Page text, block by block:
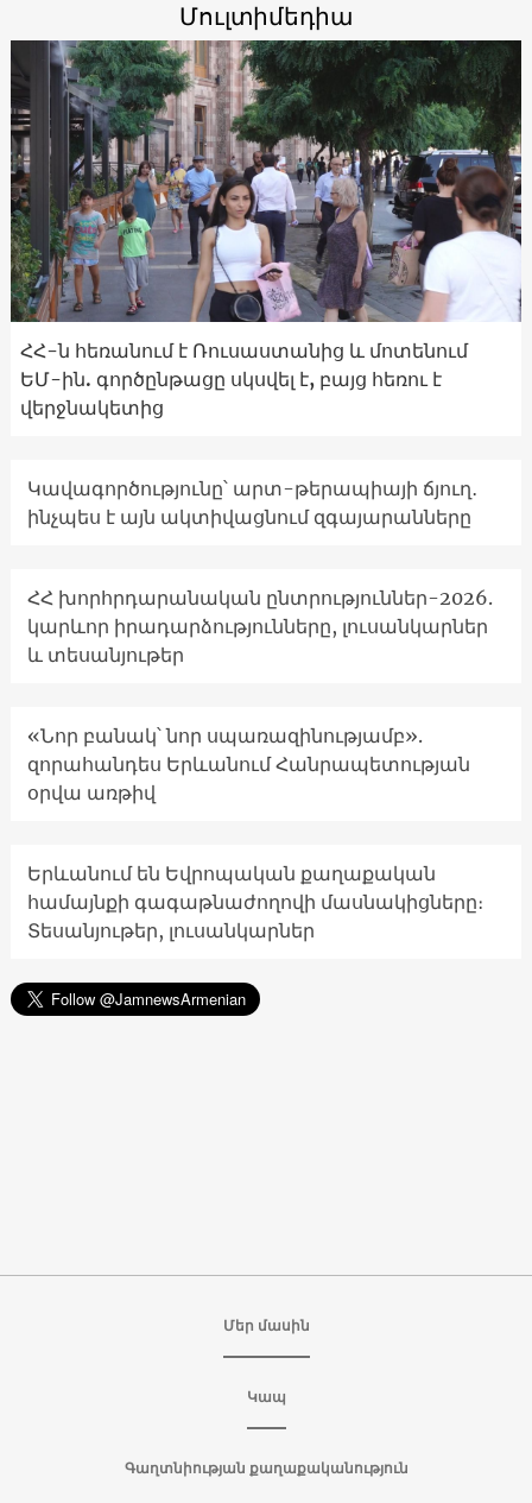
Մուլտիմեդիա
ՀՀ-ն հեռանում է Ռուսաստանից և մոտենում
ԵՄ-ին. գործընթացը սկսվել է, բայց հեռու է
վերջնակետից
Կավագործությունը՝ արտ-թերապիայի ճյուղ․
ինչպես է այն ակտիվացնում զգայարանները
ՀՀ խորհրդարանական ընտրություններ-2026.
կարևոր իրադարձությունները, լուսանկարներ
և տեսանյութեր
«Նոր բանակ՝ նոր սպառազինությամբ».
զորահանդես Երևանում Հանրապետության
օրվա առթիվ
Երևանում են Եվրոպական քաղաքական
համայնքի գագաթնաժողովի մասնակիցները։
Տեսանյութեր, լուսանկարներ
Մեր մասին
Կապ
Գաղտնիության քաղաքականություն